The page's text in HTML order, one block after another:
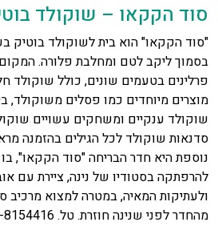
סוד הקקאו – שוקולד
"סוד הקקאו" הוא בית לשוקולד בוטיק
בסמוך ליקב לטם ומחלבת פלורה.
פרלינים בטעמים שונים, כולל שוקולד
מוצרים מיוחדים כמו פסלים משוקולד,
שוקולד ענקיים ומשחקים עשויים
סדנאות שוקולד לכל הגילים בהזמנה
נוספת היא חדר הבריחה "סוד הקקאו",
להרפתקה בסטודיו של נינה, ציירת עם
ולעתיקות המאיה, במטרה למצוא מרכיב
מהחדר לפני שנינה חוזרת.​ טל. 054-8154416